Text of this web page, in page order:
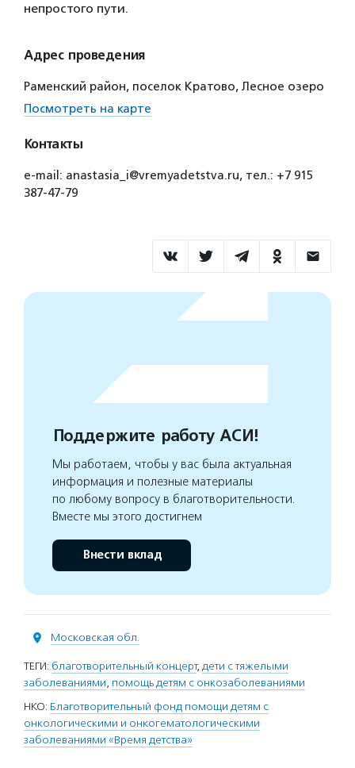
непростого пути.
Адрес проведения
Раменский район, поселок Кратово, Лесное озеро
Посмотреть на карте
Контакты
e-mail: anastasia_i@vremyadetstva.ru, тел.: +7 915
387-47-79
Поддержите работу АСИ!
Мы работаем, чтобы у вас была актуальная
информация и полезные материалы
по любому вопросу в благотворительности.
Вместе мы этого достигнем
Внести вклад
Московская обл.
ТЕГИ: благотворительный концерт, дети с тяжелыми
заболеваниями, помощь детям с онкозаболеваниями
НКО: Благотворительный фонд помощи детям с
онкологическими и онкогематологическими
заболеваниями «Время детства»